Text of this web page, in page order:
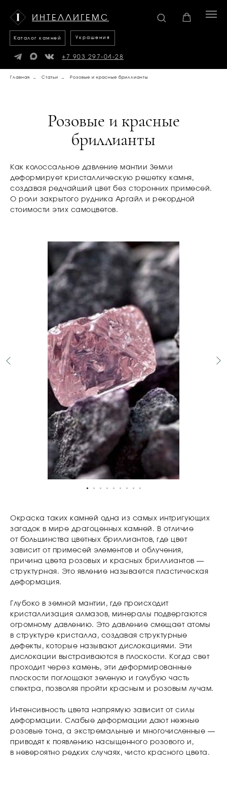
ИНТЕЛЛИГЕМС
Украшения
Каталог камней
+7 903 297-04-28
камней
Главная → Статьи → Розовые и красные бриллианты
Розовые и красные
бриллианты
Как колоссальное давление мантии Земли
деформирует кристаллическую решетку камня,
создавая редчайший цвет без сторонних примесей.
О роли закрытого рудника Аргайл и рекордной
стоимости этих самоцветов.
Окраска таких камней одна из самых интригующих
загадок в мире драгоценных камней. В отличие
от большинства цветных бриллиантов, где цвет
зависит от примесей элементов и облучения,
причина цвета розовых и красных бриллиантов —
структурная. Это явление называется пластическая
деформация.
Глубоко в земной мантии, где происходит
кристаллизация алмазов, минералы подвергаются
огромному давлению. Это давление смещает атомы
в структуре кристалла, создавая структурные
дефекты, которые называют дислокациями. Эти
дислокации выстраиваются в плоскости. Когда свет
проходит через камень, эти деформированные
плоскости поглощают зеленую и голубую часть
спектра, позволяя пройти красным и розовым лучам.
Интенсивность цвета напрямую зависит от силы
деформации. Слабые деформации дают нежные
розовые тона, а экстремальные и многочисленные —
приводят к появлению насыщенного розового и,
в невероятно редких случаях, чисто красного цвета.